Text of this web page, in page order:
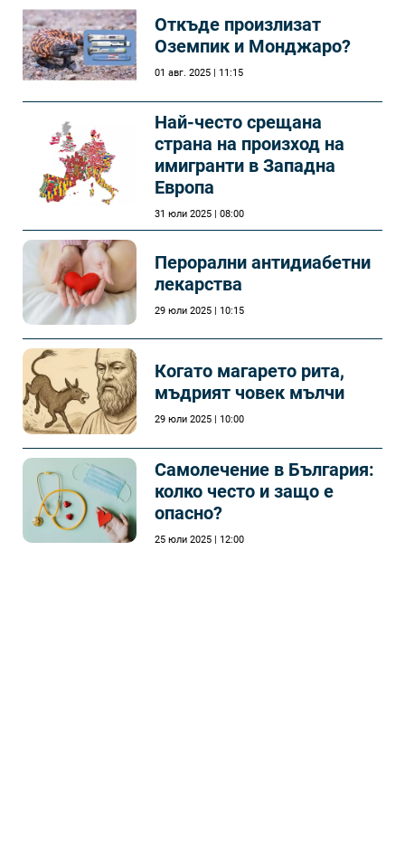
Откъде произлизат
Оземпик и Монджаро?
01 авг. 2025 | 11:15
Най-често срещана
страна на произход на
имигранти в Западна
Европа
31 юли 2025 | 08:00
Перорални антидиабетни
лекарства
29 юли 2025 | 10:15
Когато магарето рита,
мъдрият човек мълчи
29 юли 2025 | 10:00
Самолечeние в България:
колко често и защо е
опасно?
25 юли 2025 | 12:00